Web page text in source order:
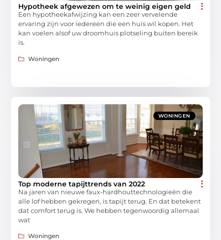
Hypotheek afgewezen om te weinig eigen geld
Een hypotheekafwijzing kan een zeer vervelende
ervaring zijn voor iedereen die een huis wil kopen. Het
kan voelen alsof uw droomhuis plotseling buiten bereik
is.
Woningen
WONINGEN
Top moderne tapijttrends van 2022
Na jaren van nieuwe faux-hardhouttechnologieën die
alle lof hebben gekregen, is tapijt terug. En dat betekent
dat comfort terug is. We hebben tegenwoordig allemaal
wat
Woningen